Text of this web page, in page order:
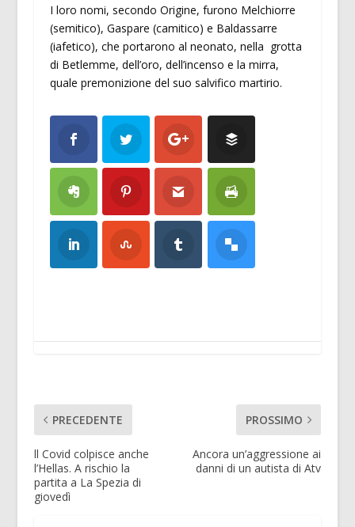
I loro nomi, secondo Origine, furono Melchiorre
(semitico), Gaspare (camitico) e Baldassarre
(iafetico), che portarono al neonato, nella grotta
di Betlemme, dell’oro, dell’incenso e la mirra,
quale premonizione del suo salvifico martirio.
PRECEDENTE
ll Covid colpisce anche
l’Hellas. A rischio la
partita a La Spezia di
giovedì
PROSSIMO
Ancora un’aggressione ai
danni di un autista di Atv